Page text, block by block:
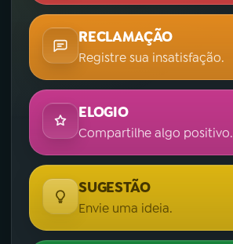
RECLAMAÇÃO
Registre sua insatisfação.
ELOGIO
Compartilhe algo positivo.
SUGESTÃO
Envie uma ideia.